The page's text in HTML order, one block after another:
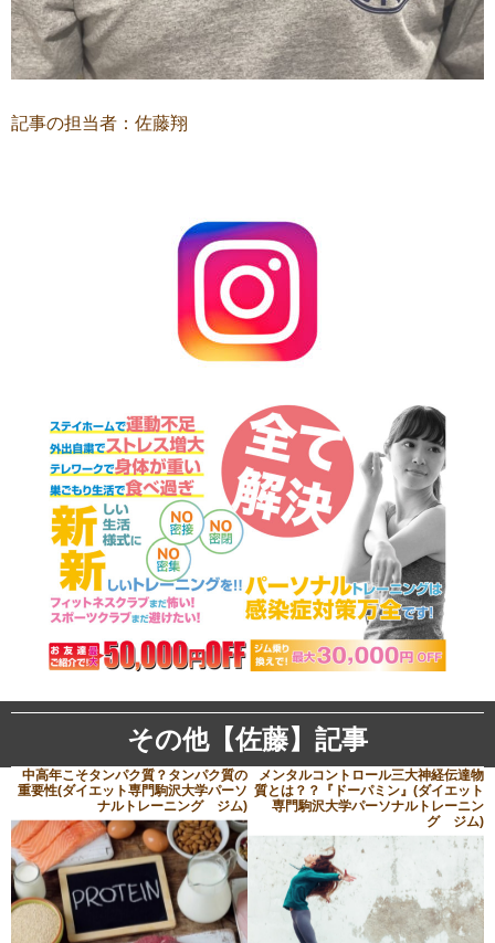
記事の担当者：佐藤翔
その他【佐藤】記事
中高年こそタンパク質？タンパク質の
重要性(ダイエット専門駒沢大学パーソ
ナルトレーニング ジム)
メンタルコントロール三大神経伝達物
質とは？？『ドーパミン』(ダイエット
専門駒沢大学パーソナルトレーニン
グ ジム)